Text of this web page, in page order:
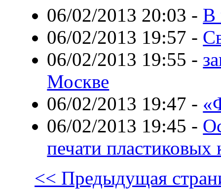
06/02/2013 20:03 - В
06/02/2013 19:57 -
06/02/2013 19:55 -
Москве
06/02/2013 19:47 -
06/02/2013 19:45 -
печати пластиковых
<< Предыдущая